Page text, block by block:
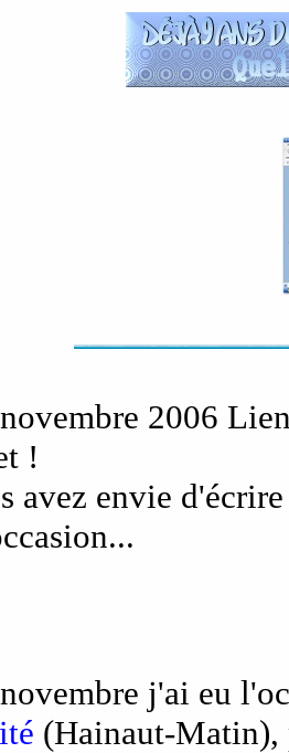
2006
!
avez envie
j'ai eu
(Hainaut-Matin),